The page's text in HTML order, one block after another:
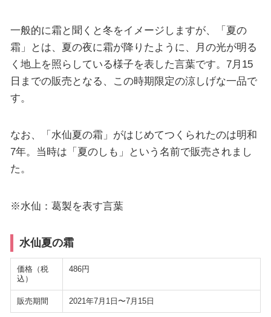
一般的に霜と聞くと冬をイメージしますが、「夏の
霜」とは、夏の夜に霜が降りたように、月の光が明る
く地上を照らしている様子を表した言葉です。7月15
日までの販売となる、この時期限定の涼しげな一品で
す。
なお、「水仙夏の霜」がはじめてつくられたのは明和
7年。当時は「夏のしも」という名前で販売されまし
た。
※水仙：葛製を表す言葉
水仙夏の霜
価格（税
込）
486円
販売期間 2021年7月1日〜7月15日